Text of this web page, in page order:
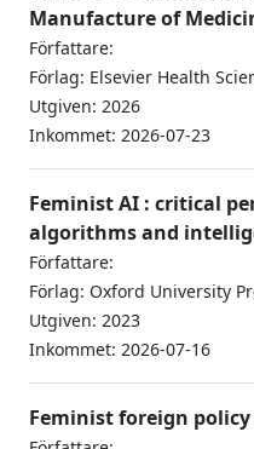
Manufacture of
Författare:
Förlag: Elsevier Health
Utgiven: 2026
Inkommet: 2026-07-23
Feminist AI : critical
algorithms and
Författare:
Förlag: Oxford University
Utgiven: 2023
Inkommet: 2026-07-16
Feminist foreign